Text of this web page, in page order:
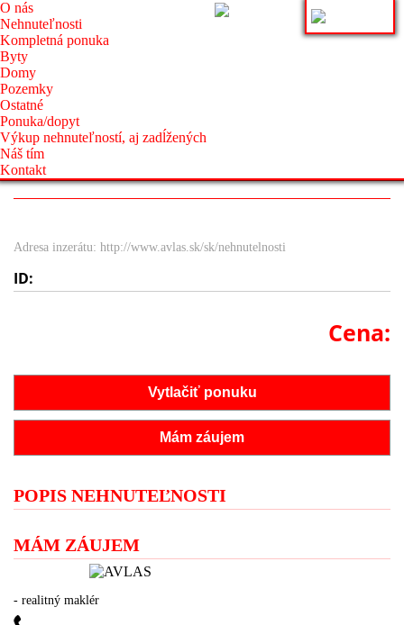
O nás
Nehnuteľnosti
Kompletná ponuka
Byty
Domy
Pozemky
Ostatné
Ponuka/dopyt
Výkup nehnuteľností, aj zadĺžených
Náš tím
Kontakt
Adresa inzerátu: http://www.avlas.sk/sk/nehnutelnosti
ID:
Cena:
Vytlačiť ponuku
Mám záujem
POPIS NEHNUTEĽNOSTI
MÁM ZÁUJEM
- realitný maklér